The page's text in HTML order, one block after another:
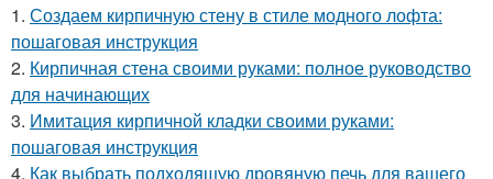
1. Создаем кирпичную стену в стиле модного лофта:
пошаговая инструкция
2. Кирпичная стена своими руками: полное руководство
для начинающих
3. Имитация кирпичной кладки своими руками:
пошаговая инструкция
4. Как выбрать подходящую дровяную печь для вашего